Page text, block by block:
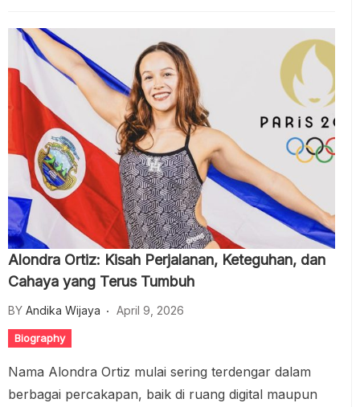
Alondra Ortiz: Kisah Perjalanan, Keteguhan, dan
Cahaya yang Terus Tumbuh
BY Andika Wijaya April 9, 2026
Biography
Nama Alondra Ortiz mulai sering terdengar dalam
berbagai percakapan, baik di ruang digital maupun